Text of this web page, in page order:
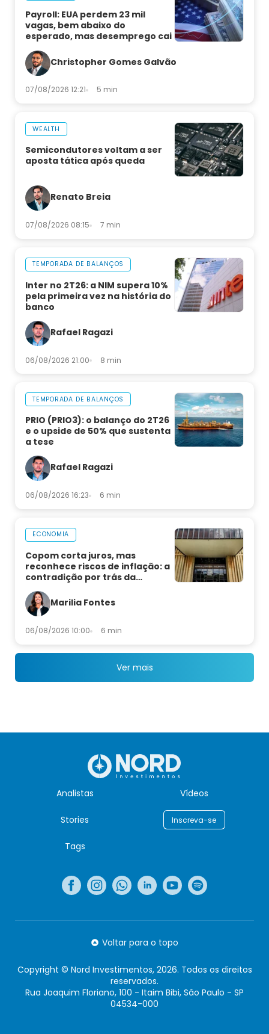
Payroll: EUA perdem 23 mil
vagas, bem abaixo do
esperado, mas desemprego cai
Christopher Gomes Galvão
07/08/2026 12:21 5 min
WEALTH
Semicondutores voltam a ser
aposta tática após queda
Renato Breia
07/08/2026 08:15 7 min
TEMPORADA DE BALANÇOS
Inter no 2T26: a NIM supera 10%
pela primeira vez na história do
banco
Rafael Ragazi
06/08/2026 21:00 8 min
TEMPORADA DE BALANÇOS
PRIO (PRIO3): o balanço do 2T26
e o upside de 50% que sustenta
a tese
Rafael Ragazi
06/08/2026 16:23 6 min
ECONOMIA
Copom corta juros, mas
reconhece riscos de inflação: a
contradição por trás da
Marilia Fontes
06/08/2026 10:00 6 min
Ver mais
Analistas Vídeos
Stories Inscreva-se
Tags
Voltar para o topo
Copyright © Nord Investimentos, 2026. Todos os direitos
reservados.
Rua Joaquim Floriano, 100 - Itaim Bibi, São Paulo - SP
04534-000